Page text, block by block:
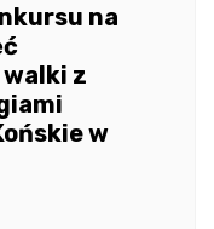
na
z
w